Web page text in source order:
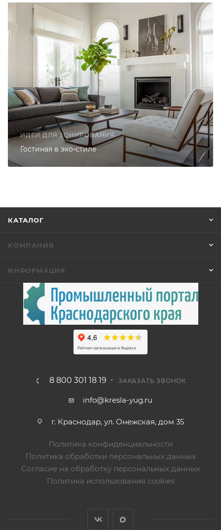
ИДЕИ ДЛЯ ЗОНИРОВАНИЯ
Гостиная в эко-стиле
КАТАЛОГ
КОМПАНИЯ
ИНФОРМАЦИЯ
8 800 301 18 19 ЗАКАЗАТЬ ЗВОНОК
info@kresla-yug.ru
г. Краснодар, ул. Онежская, дом 35
Политика конфиденциальности
Политика обработки персональных данных
Согласие на обработку персональных данных
Политика использования cookies